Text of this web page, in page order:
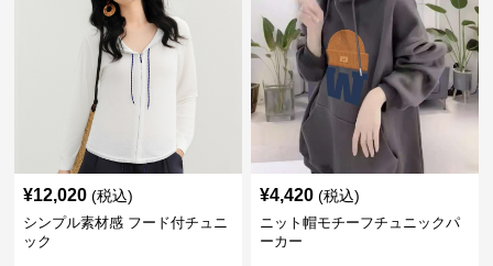
¥12,020 (税込)
シンプル素材感 フード付チュニ
ック
¥4,420 (税込)
ニット帽モチーフチュニックパ
ーカー